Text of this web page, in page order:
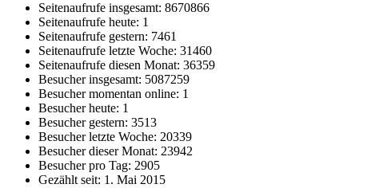
Seitenaufrufe insgesamt: 8670866
Seitenaufrufe heute: 1
Seitenaufrufe gestern: 7461
Seitenaufrufe letzte Woche: 31460
Seitenaufrufe diesen Monat: 36359
Besucher insgesamt: 5087259
Besucher momentan online: 1
Besucher heute: 1
Besucher gestern: 3513
Besucher letzte Woche: 20339
Besucher dieser Monat: 23942
Besucher pro Tag: 2905
Gezählt seit: 1. Mai 2015